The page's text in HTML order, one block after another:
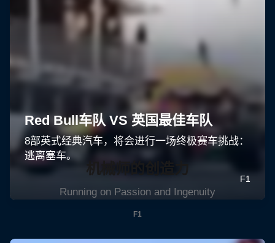
机械师的创造力
Running on Passion and Ingenuity
F1